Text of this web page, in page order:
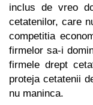
inclus de vreo
cetatenilor, care
competitia
firmelor sa-i
firmele drept
proteja cetatenii
nu maninca.